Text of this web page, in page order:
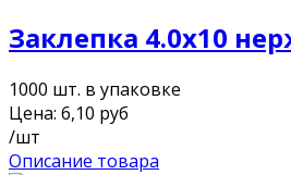
Заклепка 4.0х10
1000 шт. в упаковке
Цена: 6,10 руб
/шт
Описание товара